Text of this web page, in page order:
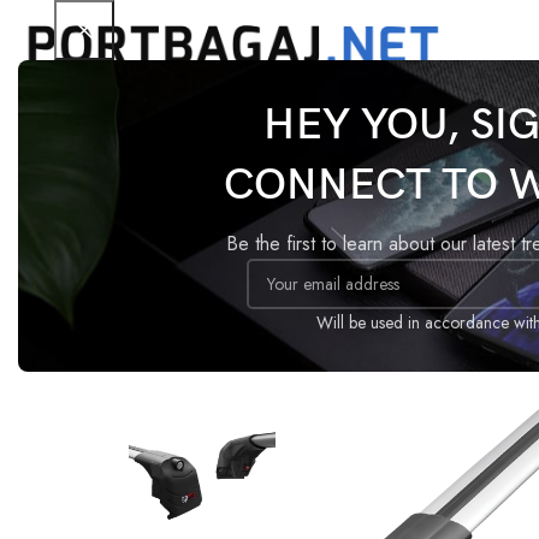
HEY YOU,
CONNECT TO
Be the first to learn about our latest
Will be used in accordance
Tavan Barı ACE-2 Subaru Solterra
-14%